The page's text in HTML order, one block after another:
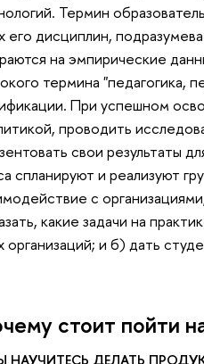
Термин
его дисциплин,
на эмпирические
термина "педагогика,
При успешном
проводить
свои результаты
спланируют и реализуют
с
какие задачи на
организаций; и б) дать
стоит пойти
НАУЧИТЕСЬ ДЕЛАТЬ